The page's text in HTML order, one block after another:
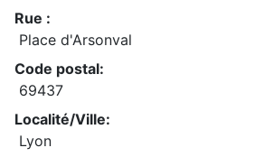
Rue :
Place d'Arsonval
Code postal:
69437
Localité/Ville:
Lyon